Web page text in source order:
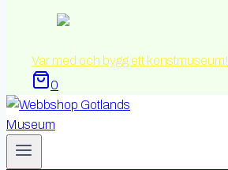
Var med och bygg ett konstmuseum!
0